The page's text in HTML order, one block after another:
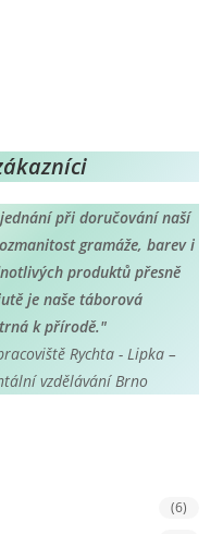
při doručování naší
gramáže, barev i
produktů přesně
je naše táborová
k přírodě."
Rychta - Lipka –
vzdělávání Brno
(6)